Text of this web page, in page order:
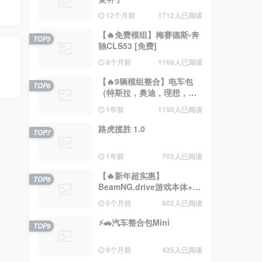
12个月前 1712人已阅读
【🔥免费模组】梅赛德斯-奔
驰CLS53 [免费]
8个月前 1168人已阅读
TOP5
【🔥9辆模组整合】电车包
（特斯拉，奥迪，理想，梅
赛德斯）
1年前 1150人已阅读
TOP6
路虎揽胜 1.0
1年前 703人已阅读
TOP7
【🔥新年超实惠】
BeamNG.drive游戏本体+约
200辆汽车整合包
5个月前 602人已阅读
TOP8
⚡🚗汽车整合包Mini
9个月前 425人已阅读
TOP9